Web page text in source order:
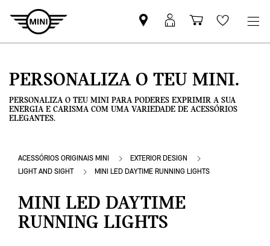
Pesquisar
parceiro
Iniciar
sessão
Carrinho
de
Wishlist
PERSONALIZA O TEU MINI.
PERSONALIZA O TEU MINI PARA PODERES EXPRIMIR A SUA
ENERGIA E CARISMA COM UMA VARIEDADE DE ACESSÓRIOS
ELEGANTES.
ACESSÓRIOS ORIGINAIS MINI
EXTERIOR DESIGN
LIGHT AND SIGHT
MINI LED DAYTIME RUNNING LIGHTS
MINI LED DAYTIME
RUNNING LIGHTS